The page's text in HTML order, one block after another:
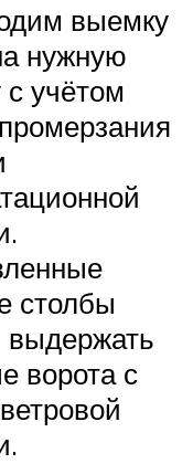
выемку
нужную
с учётом
столбы
ворота с